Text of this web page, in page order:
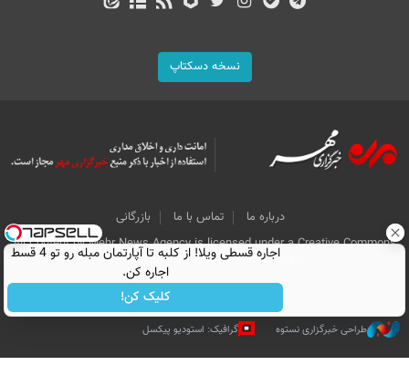
نسخه دسکتاپ
درباره ما تماس با ما
بازرگانی
All Content by Mehr News Agency is licensed under a Creative Commons
Attribution 4.0 International License.
طراحی خبرگزاری نستوه گرافیک: استودیو پیکسل
اجاره‌ قسطی ویلا! از کلبه تا آپارتمان مبله رو تو 4 قسط
اجاره کن.
کلیک کن!